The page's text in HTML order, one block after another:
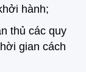
hành;
thủ các quy
gian cách